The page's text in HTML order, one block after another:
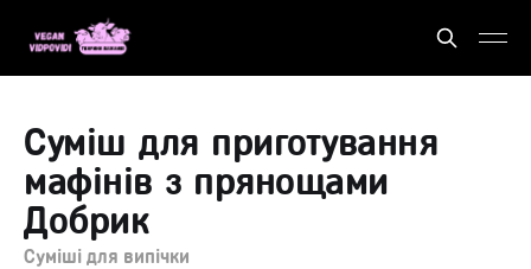
Суміш для приготування
мафінів з прянощами
Добрик
Суміші для випічки